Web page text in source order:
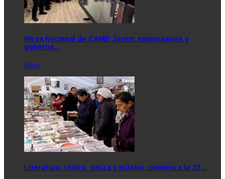
Mesa Nacional de CAME Joven: empresarios y
goberna…
Jujuy
Literatura, teatro, danza y música: comienza la 22…